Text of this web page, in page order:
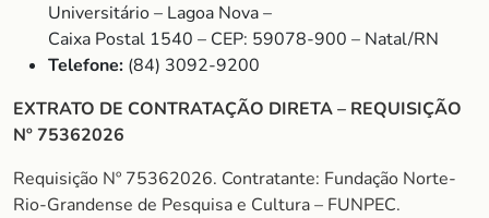
Universitário – Lagoa Nova –
Caixa Postal 1540 – CEP: 59078-900 – Natal/RN
Telefone: (84) 3092-9200
EXTRATO DE CONTRATAÇÃO DIRETA – REQUISIÇÃO
Nº 75362026
Requisição Nº 75362026. Contratante: Fundação Norte-
Rio-Grandense de Pesquisa e Cultura – FUNPEC.